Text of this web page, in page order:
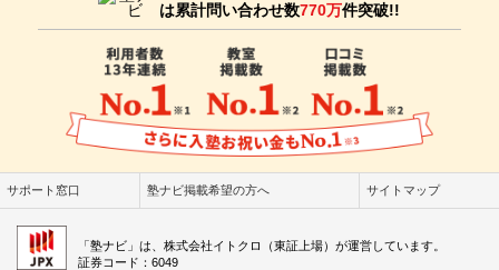
は累計問い合わせ数770万件突破!!
サポート窓口 塾ナビ掲載希望の方へ サイトマップ
「塾ナビ」は、株式会社イトクロ（東証上場）が運営しています。
証券コード：6049